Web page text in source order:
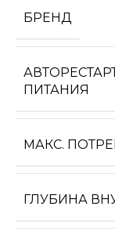
БРЕНД
ПИТАНИЯ
МАКС.
ГЛУБИНА